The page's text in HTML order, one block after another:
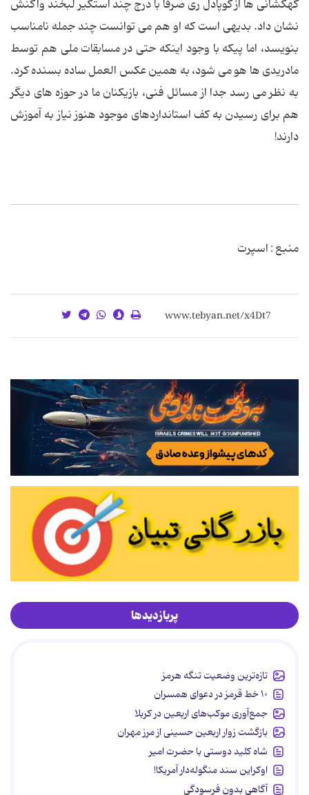
کهکشانی ها از کوپادل ری صرفا با درج چند استکیر لبخند واکنش
نشان داد. بدیهی است که او هم می توانست چند جمله نامناسب
بنویسد، اما پیکه با وجود اینکه حتی در مسابقات ملی هم توسط
مادریدی ها هو می شود، به همین عکس العمل ساده بسنده کرد.
به نظر می رسد جدا از مسائل فنی، بازیکنان ما در حوزه های دیگر
هم برای رسیدن به کف استانداردهای موجود هنوز نیاز به آموزش
دارند!
منبع : اسپرت
پربازدیدها
تازه‌ترین وضعیت تنگه هرمز
۱۰ خط قرمز در دعوای همسران
جمع‌آوری موکب‌های اربعین در کربلا
بازگشت زوار اربعین حسینی از مرز مهران
شاه کلید دوستی با حضرت امیر
اوکراین سند منگوله‌دار آمریکا!
آگاهی بدون فرسودگی